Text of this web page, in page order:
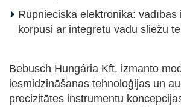
Rūpnieciskā elektronika: vadības
korpusi ar integrētu vadu sliežu
Bebusch Hungária Kft. izmanto
iesmidzināšanas tehnoloģijas un
precizitātes instrumentu